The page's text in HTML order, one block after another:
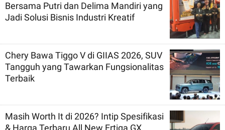
Bersama Putri dan Delima Mandiri yang
Jadi Solusi Bisnis Industri Kreatif
Chery Bawa Tiggo V di GIIAS 2026, SUV
Tangguh yang Tawarkan Fungsionalitas
Terbaik
Masih Worth It di 2026? Intip Spesifikasi
& Harga Terbaru All New Ertiga GX